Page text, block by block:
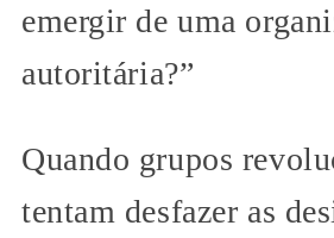
emergir de uma
autoritária?”
Quando grupos
tentam desfazer as